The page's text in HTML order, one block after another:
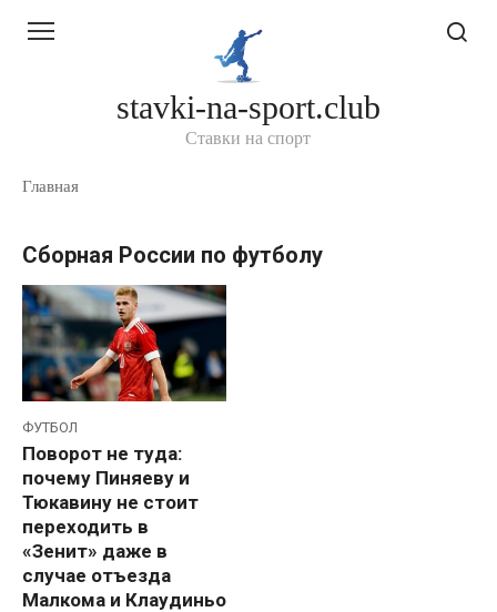
stavki-na-sport.club
Ставки на спорт
Главная
Сборная России по футболу
ФУТБОЛ
Поворот не туда:
почему Пиняеву и
Тюкавину не стоит
переходить в
«Зенит» даже в
случае отъезда
Малкома и Клаудиньо